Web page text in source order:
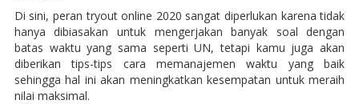
Di sini, peran tryout online 2020 sangat diperlukan karena tidak
hanya dibiasakan untuk mengerjakan banyak soal dengan
batas waktu yang sama seperti UN, tetapi kamu juga akan
diberikan tips-tips cara memanajemen waktu yang baik
sehingga hal ini akan meningkatkan kesempatan untuk meraih
nilai maksimal.